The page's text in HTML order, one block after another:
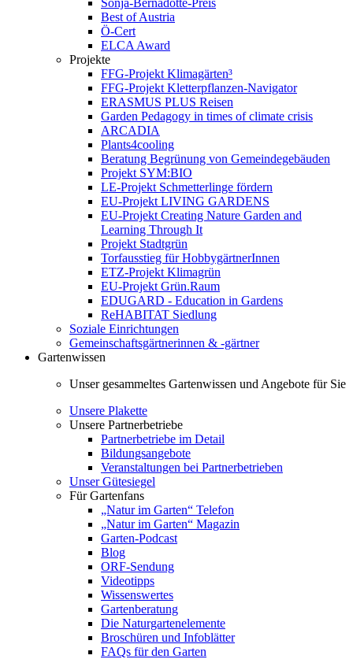
Sonja-Bernadotte-Preis
Best of Austria
Ö-Cert
ELCA Award
Projekte
FFG-Projekt Klimagärten³
FFG-Projekt Kletterpflanzen-Navigator
ERASMUS PLUS Reisen
Garden Pedagogy in times of climate crisis
ARCADIA
Plants4cooling
Beratung Begrünung von Gemeindegebäuden
Projekt SYM:BIO
LE-Projekt Schmetterlinge fördern
EU-Projekt LIVING GARDENS
EU-Projekt Creating Nature Garden and
Learning Through It
Projekt Stadtgrün
Torfausstieg für HobbygärtnerInnen
ETZ-Projekt Klimagrün
EU-Projekt Grün.Raum
EDUGARD - Education in Gardens
ReHABITAT Siedlung
Soziale Einrichtungen
Gemeinschaftsgärtnerinnen & -gärtner
Gartenwissen
Unser gesammeltes Gartenwissen und Angebote für Sie
Unsere Plakette
Unsere Partnerbetriebe
Partnerbetriebe im Detail
Bildungsangebote
Veranstaltungen bei Partnerbetrieben
Unser Gütesiegel
Für Gartenfans
„Natur im Garten“ Telefon
„Natur im Garten“ Magazin
Garten-Podcast
Blog
ORF-Sendung
Videotipps
Wissenswertes
Gartenberatung
Die Naturgartenelemente
Broschüren und Infoblätter
FAQs für den Garten